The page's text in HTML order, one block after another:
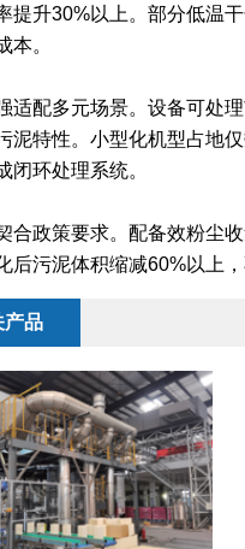
提升30%以上。部分低温
本。
适配多元场景。设备可处
泥特性。小型化机型占地
闭环处理系统。
合政策要求。配备效粉尘
后污泥体积缩减60%以上
产品